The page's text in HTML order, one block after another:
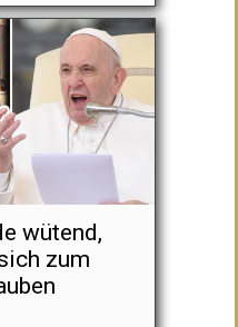
wütend,
zum